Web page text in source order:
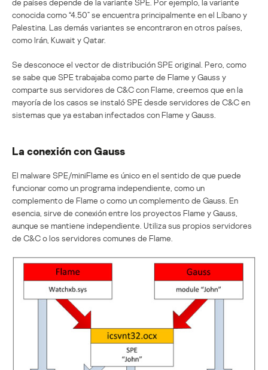
de países depende de la variante SPE. Por ejemplo, la variante
conocida como “4.50” se encuentra principalmente en el Líbano y
Palestina. Las demás variantes se encontraron en otros países,
como Irán, Kuwait y Qatar.
Se desconoce el vector de distribución SPE original. Pero, como
se sabe que SPE trabajaba como parte de Flame y Gauss y
comparte sus servidores de C&C con Flame, creemos que en la
mayoría de los casos se instaló SPE desde servidores de C&C en
sistemas que ya estaban infectados con Flame y Gauss.
La conexión con Gauss
El malware SPE/miniFlame es único en el sentido de que puede
funcionar como un programa independiente, como un
complemento de Flame o como un complemento de Gauss. En
esencia, sirve de conexión entre los proyectos Flame y Gauss,
aunque se mantiene independiente. Utiliza sus propios servidores
de C&C o los servidores comunes de Flame.